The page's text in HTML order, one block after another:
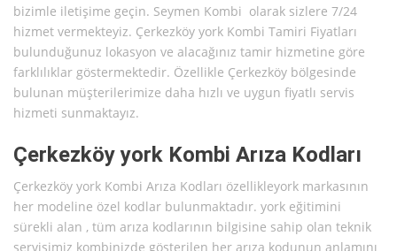
bizimle iletişime geçin. Seymen Kombi olarak sizlere 7/24
hizmet vermekteyiz. Çerkezköy york Kombi Tamiri Fiyatları
bulunduğunuz lokasyon ve alacağınız tamir hizmetine göre
farklılıklar göstermektedir. Özellikle Çerkezköy bölgesinde
bulunan müşterilerimize daha hızlı ve uygun fiyatlı servis
hizmeti sunmaktayız.
Çerkezköy york Kombi Arıza Kodları
Çerkezköy york Kombi Arıza Kodları özellikleyork markasının
her modeline özel kodlar bulunmaktadır. york eğitimini
sürekli alan , tüm arıza kodlarının bilgisine sahip olan teknik
servisimiz kombinizde gösterilen her arıza kodunun anlamını